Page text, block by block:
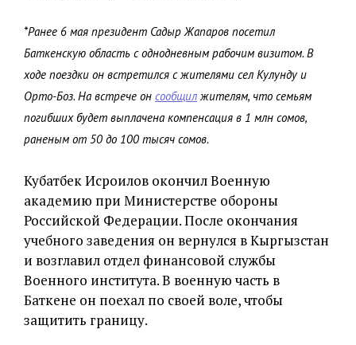
*Ранее 6 мая президент Садыр Жапаров посетил
Баткенскую область с однодневным рабочим визитом. В
ходе поездки он встретился с жителями сел Кулунду и
Орто-Боз. На встрече он сообщил жителям, что семьям
погибших будет выплачена компенсация в 1 млн сомов,
раненым от 50 до 100 тысяч сомов.
Кубатбек Исроилов окончил Военную
академию при Министерстве обороны
Российской Федерации. После окончания
учебного заведения он вернулся в Кыргызстан
и возглавил отдел финансовой службы
Военного института. В военную часть в
Баткене он поехал по своей воле, чтобы
защитить границу.